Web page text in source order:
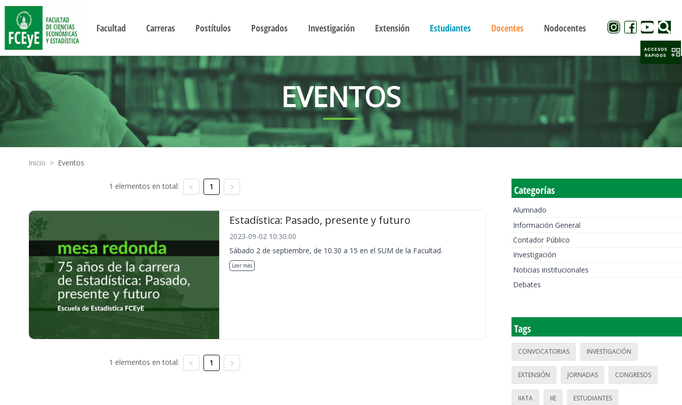
Facultad Carreras Postítulos Posgrados Investigación Extensión Estudiantes Docentes Nodocentes
EVENTOS
Inicio > Eventos
1 elementos en total: 1
Estadística: Pasado, presente y futuro
2023-09-02 10:30:00
Sábado 2 de septiembre, de 10.30 a 15 en el SUM de la Facultad.
Leer más
1 elementos en total: 1
Categorías
Alumnado
Información General
Contador Público
Investigación
Noticias institucionales
Debates
Tags
CONVOCATORIAS INVESTIGACIÓN
EXTENSIÓN JORNADAS CONGRESOS
IIATA IIE ESTUDIANTES
ACCESOS
RAPIDOS